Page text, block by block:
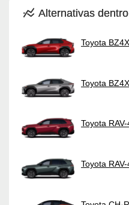
Alternativas
Toyota
Toyota
Toyota
Toyota